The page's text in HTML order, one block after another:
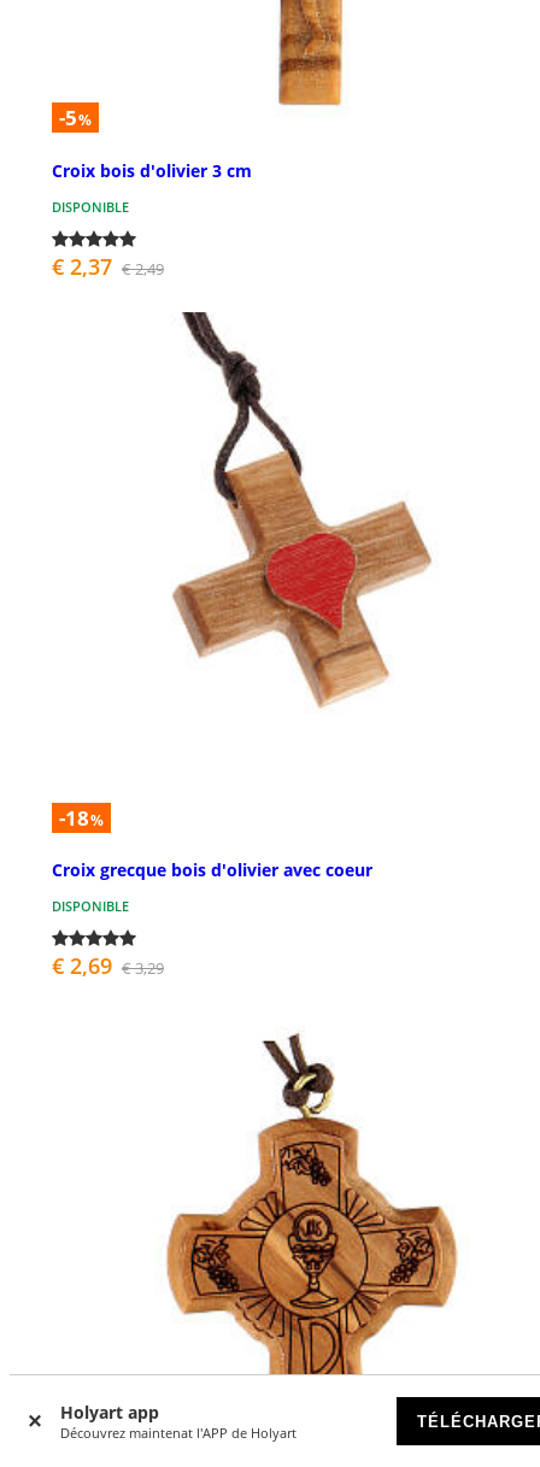
Holyart app
Découvrez maintenat l'APP de Holyart
-5%
Croix bois d'olivier 3 cm
DISPONIBLE
€ 2,37 € 2,49
-18%
Croix grecque bois d'olivier avec coeur
DISPONIBLE
€ 2,69 € 3,29